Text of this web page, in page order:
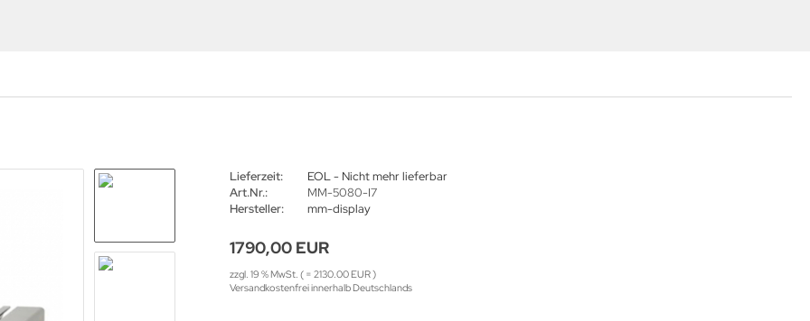
Lieferzeit:
EOL - Nicht mehr lieferbar
Art.Nr.:
MM-5080-I7
Hersteller:
mm-display
1790,00 EUR
zzgl. 19 % MwSt. ( = 2130.00 EUR )
Versandkostenfrei innerhalb Deutschlands